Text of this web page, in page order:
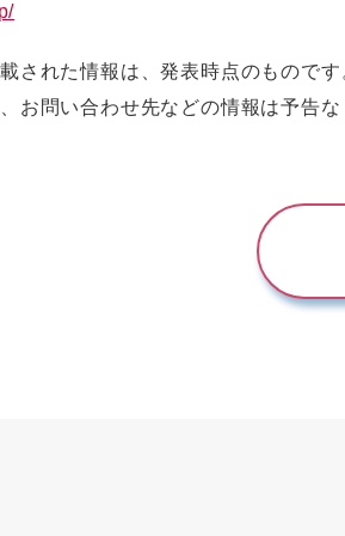
された情報は、発表時点のものです
お問い合わせ先などの情報は予告